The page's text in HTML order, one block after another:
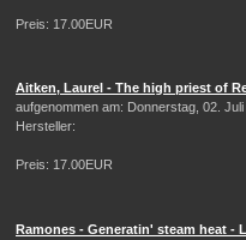
Preis: 17.00EUR
Aitken, Laurel - The high priest of
aufgenommen am: Donnerstag, 02. Juli
Hersteller:
Preis: 17.00EUR
Ramones - Generatin' steam heat -